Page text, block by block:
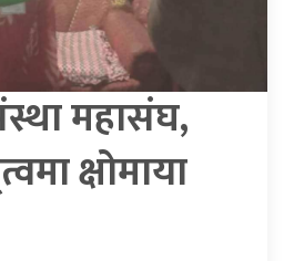
महासंघ,
क्षोमाया